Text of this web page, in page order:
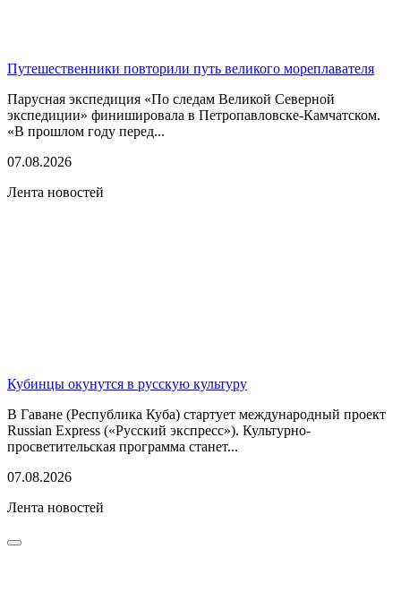
Путешественники повторили путь великого мореплавателя
Парусная экспедиция «По следам Великой Северной
экспедиции» финишировала в Петропавловске-Камчатском.
«В прошлом году перед...
07.08.2026
Лента новостей
Кубинцы окунутся в русскую культуру
В Гаване (Республика Куба) стартует международный проект
Russian Express («Русский экспресс»). Культурно-
просветительская программа станет...
07.08.2026
Лента новостей